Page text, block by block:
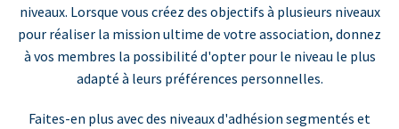
niveaux. Lorsque vous créez des objectifs à plusieurs niveaux
pour réaliser la mission ultime de votre association, donnez
à vos membres la possibilité d'opter pour le niveau le plus
adapté à leurs préférences personnelles.
Faites-en plus avec des niveaux d'adhésion segmentés et